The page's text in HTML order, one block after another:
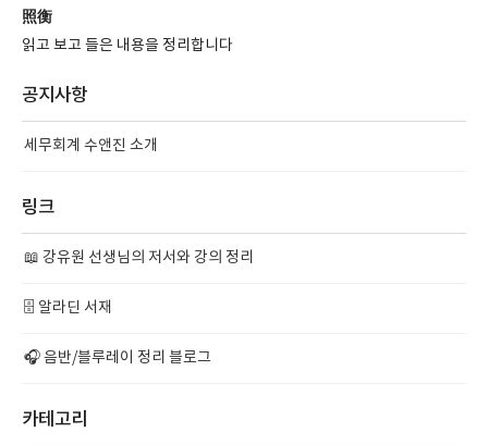
照衡
읽고 보고 들은 내용을 정리합니다
공지사항
세무회계 수앤진 소개
링크
📖 강유원 선생님의 저서와 강의 정리
🗄️ 알라딘 서재
🎧 음반/블루레이 정리 블로그
카테고리